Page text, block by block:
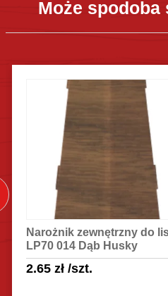
Może
Narożnik zewnętrzny do
LP70 014 Dąb Husky
2.65 zł/szt.